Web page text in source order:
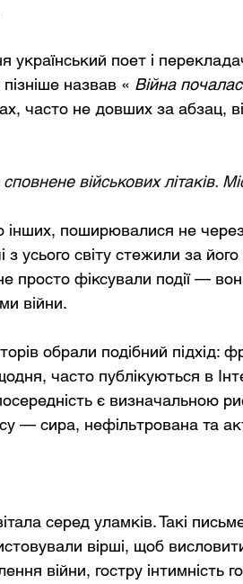
український поет і
назвав « Війна
часто не довших за абзац,
військових літаків.
інших, поширювалися не
усього світу стежили за
просто фіксували події —
війни.
обрали подібний підхід:
часто публікуються в
є визначальною
— сира, нефільтрована та
серед уламків. Такі
вірші, щоб
війни, гостру інтимність